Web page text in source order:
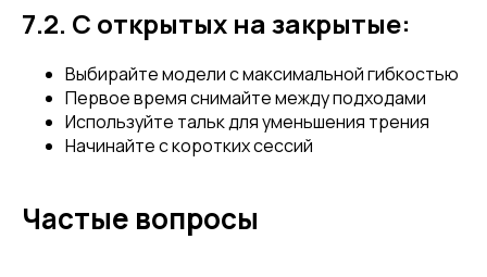
Email
Имя
Телефон
7.2. С открытых на закрытые:
Выбирайте модели с максимальной гибкостью
Первое время снимайте между подходами
Используйте тальк для уменьшения трения
Начинайте с коротких сессий
Частые вопросы